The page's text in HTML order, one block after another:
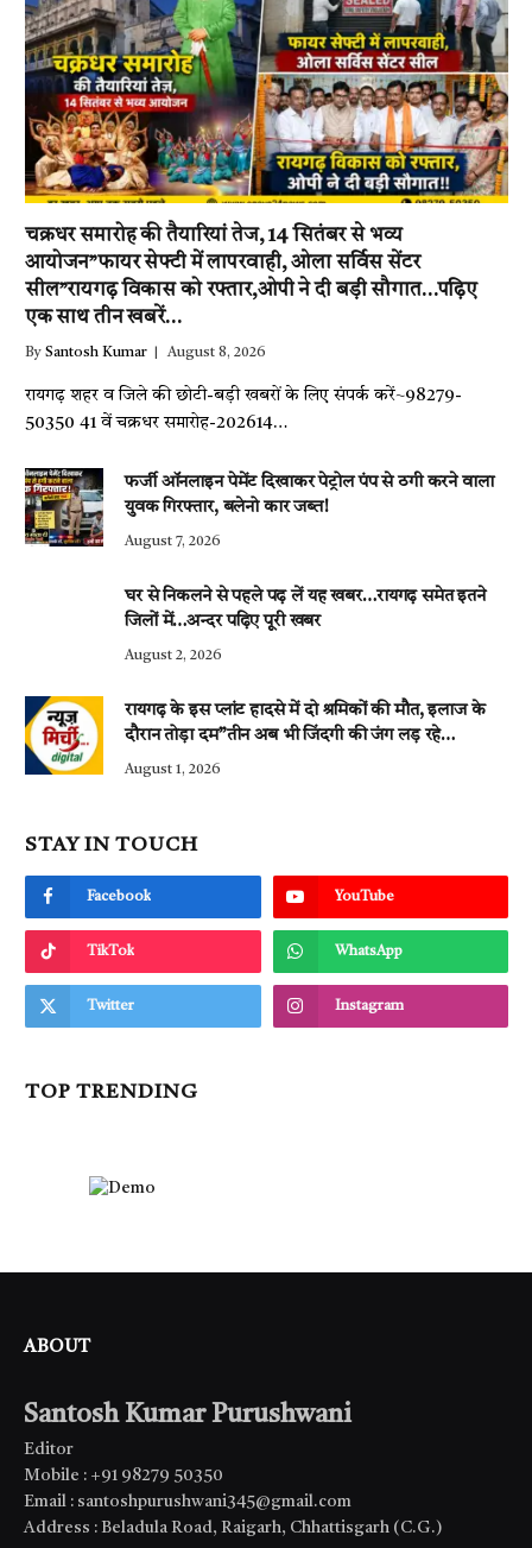
चक्रधर समारोह की तैयारियां तेज, 14 सितंबर से भव्य
आयोजन”फायर सेफ्टी में लापरवाही, ओला सर्विस सेंटर
सील”रायगढ़ विकास को रफ्तार,ओपी ने दी बड़ी सौगात…पढ़िए
एक साथ तीन खबरें…
By Santosh Kumar August 8, 2026
रायगढ़ शहर व जिले की छोटी-बड़ी खबरों के लिए संपर्क करें~98279-
50350 41 वें चक्रधर समारोह-202614…
फर्जी ऑनलाइन पेमेंट दिखाकर पेट्रोल पंप से ठगी करने वाला
युवक गिरफ्तार, बलेनो कार जब्त!
August 7, 2026
घर से निकलने से पहले पढ़ लें यह खबर…रायगढ़ समेत इतने
जिलों में…अन्दर पढ़िए पूरी खबर
August 2, 2026
रायगढ़ के इस प्लांट हादसे में दो श्रमिकों की मौत, इलाज के
दौरान तोड़ा दम”तीन अब भी जिंदगी की जंग लड़ रहे…
August 1, 2026
STAY IN TOUCH
Facebook YouTube
TikTok WhatsApp
Twitter Instagram
TOP TRENDING
ABOUT
Santosh Kumar Purushwani
Editor
Mobile : +91 98279 50350
Email : santoshpurushwani345@gmail.com
Address : Beladula Road, Raigarh, Chhattisgarh (C.G.)